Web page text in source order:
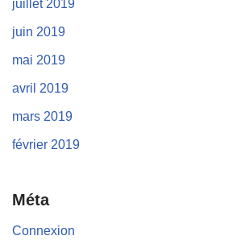
juillet 2019
juin 2019
mai 2019
avril 2019
mars 2019
février 2019
Méta
Connexion